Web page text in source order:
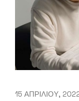
15 ΑΠΡΙΛΙΟΥ,